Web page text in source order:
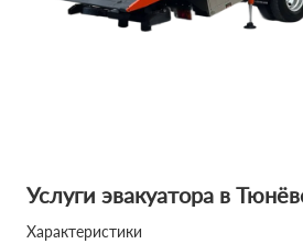
Услуги эвакуатора в
Характеристики